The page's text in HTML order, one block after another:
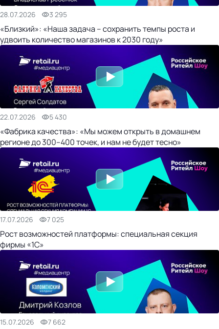
28.07.2026 3 295
«Близкий»: «Наша задача – сохранить темпы роста и
удвоить количество магазинов к 2030 году»
22.07.2026 5 430
«Фабрика качества»: «Мы можем открыть в домашнем
регионе до 300–400 точек, и нам не будет тесно»
17.07.2026 7 025
Рост возможностей платформы: специальная секция
фирмы «1С»
15.07.2026 7 662